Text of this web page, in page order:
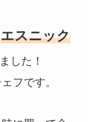
エスニック
した！
フです。